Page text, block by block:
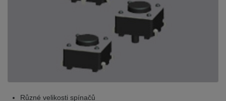
Různé velikosti spínačů